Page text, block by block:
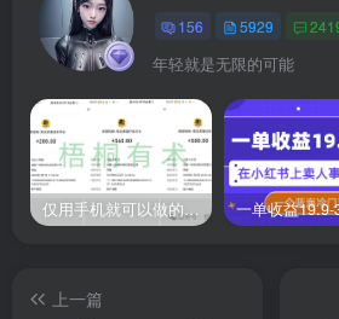
156 5929
年轻就是无限的可能
仅用手机就可以做的小项目，当天就能见钱，每天100-300
上一篇